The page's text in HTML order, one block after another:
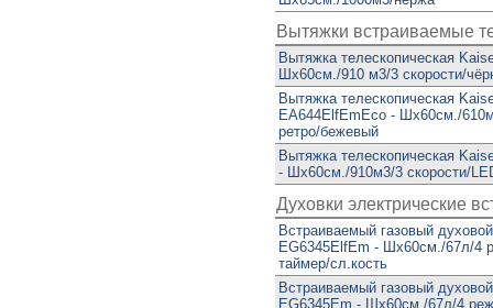
Вытяжки встраиваемые
Вытяжка телескопическая
Шx60см./910 м3/3 скорости/
Вытяжка телескопическая
EA644ElfEmEco - Шx60см./
ретро/бежевый
Вытяжка телескопическая
- Шx60см./910м3/3 скорости/
Духовки электрические
Встраиваемый газовый
EG6345ElfEm - Шx60см./67л/4
таймер/сл.кость
Встраиваемый газовый
EG6345Em - Шx60см./67л/4